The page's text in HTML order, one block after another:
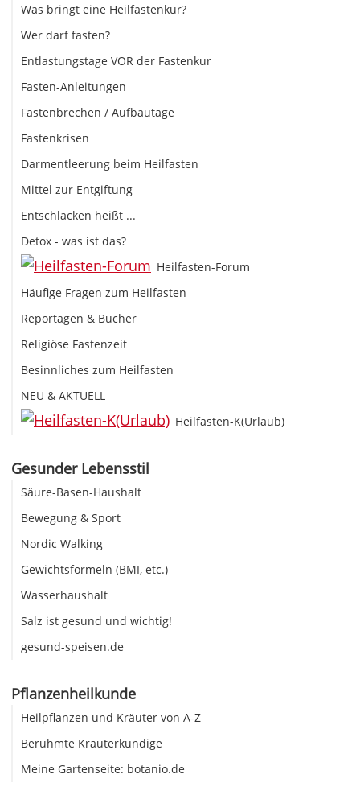
Was bringt eine Heilfastenkur?
Wer darf fasten?
Entlastungstage VOR der Fastenkur
Fasten-Anleitungen
Fastenbrechen / Aufbautage
Fastenkrisen
Darmentleerung beim Heilfasten
Mittel zur Entgiftung
Entschlacken heißt ...
Detox - was ist das?
Heilfasten-Forum
Häufige Fragen zum Heilfasten
Reportagen & Bücher
Religiöse Fastenzeit
Besinnliches zum Heilfasten
NEU & AKTUELL
Heilfasten-K(Urlaub)
Gesunder Lebensstil
Säure-Basen-Haushalt
Bewegung & Sport
Nordic Walking
Gewichtsformeln (BMI, etc.)
Wasserhaushalt
Salz ist gesund und wichtig!
gesund-speisen.de
Pflanzenheilkunde
Heilpflanzen und Kräuter von A-Z
Berühmte Kräuterkundige
Meine Gartenseite: botanio.de